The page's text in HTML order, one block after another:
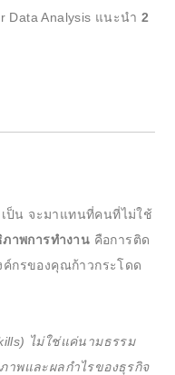
Data Analysis แนะนำ2
ป็น จะมาแทนที่คนที่ไม่ใช้
าพการทำงาน คือการติด
กรของคุณก้าวกระโดด
ไม่ใช่แค่นามธรรม
พและผลกำไรของธุรกิจ